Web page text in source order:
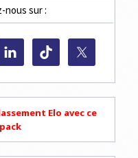
nous sur :
Elo avec ce
pack